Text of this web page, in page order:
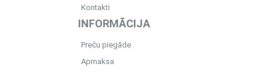
Kontakti
INFORMĀCIJA
Preču piegāde
Apmaksa